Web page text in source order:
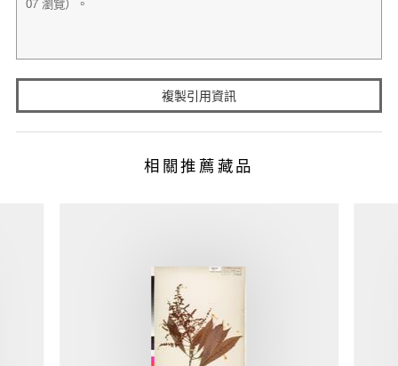
複製引用資訊
相關推薦藏品